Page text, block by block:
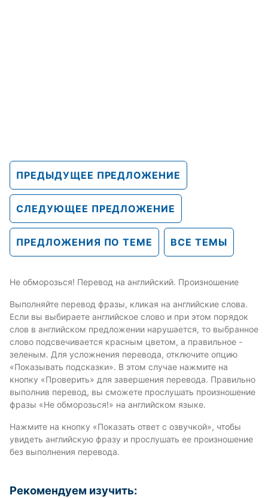
ПРЕДЫДУЩЕЕ ПРЕДЛОЖЕНИЕ
СЛЕДУЮЩЕЕ ПРЕДЛОЖЕНИЕ
ПРЕДЛОЖЕНИЯ ПО ТЕМЕ ВСЕ ТЕМЫ
Не обморозься! Перевод на английский. Произношение
Выполняйте перевод фразы, кликая на английские слова.
Если вы выбираете английское слово и при этом порядок
слов в английском предложении нарушается, то выбранное
слово подсвечивается красным цветом, а правильное -
зеленым. Для усложнения перевода, отключите опцию
«Показывать подсказки». В этом случае нажмите на
кнопку «Проверить» для завершения перевода. Правильно
выполнив перевод, вы сможете прослушать произношение
фразы «Не обморозься!» на английском языке.
Нажмите на кнопку «Показать ответ с озвучкой», чтобы
увидеть английскую фразу и прослушать ее произношение
без выполнения перевода.
Рекомендуем изучить: